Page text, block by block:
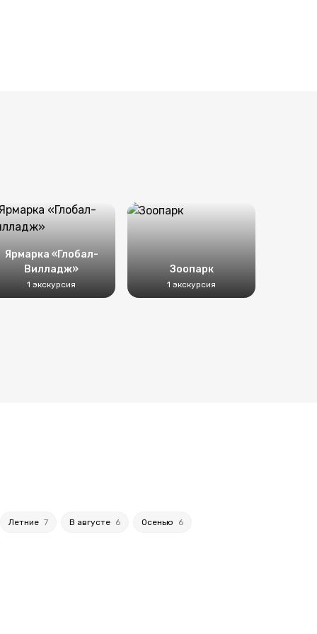
Ярмарка «Глобал-
Вилладж»
1 экскурсия
Зоопарк
1 экскурсия
Летние 7 В августе 6 Осенью 6